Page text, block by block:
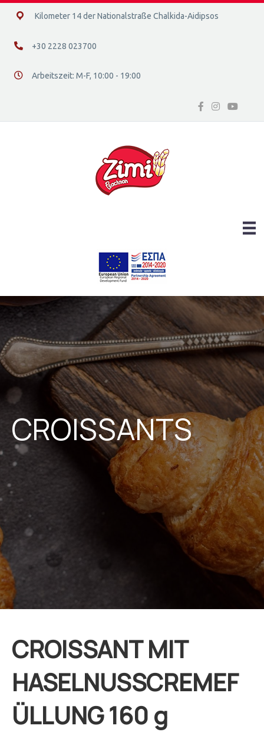
14ο χλμ. Ε.Ο. Χαλκίδας – Αιδηψού, 34400
Kilometer 14 der Nationalstraße Chalkida-Aidipsos
+30 2228 023700
+30 2228 023700
Διεύθυνση οδός 16, Ελλάδα
Arbeitszeit: Μ-F, 10:00 - 19:00
CROISSANTS
CROISSANT MIT
HASELNUSSCREMEF
ÜLLUNG 160 g